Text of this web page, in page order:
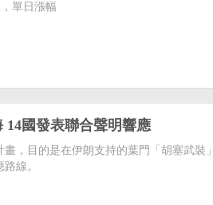
單日漲幅
14國發表聯合聲明響應
，目的是在伊朗支持的葉門「胡塞武裝
線。